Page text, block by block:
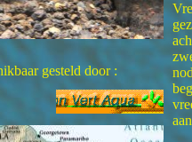
gesteld door :